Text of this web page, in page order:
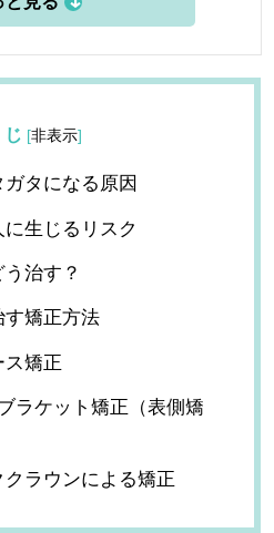
じ [非表示]
タになる原因
生じるリスク
治す？
す矯正方法
矯正
ケット矯正（表側矯
ラウンによる矯正